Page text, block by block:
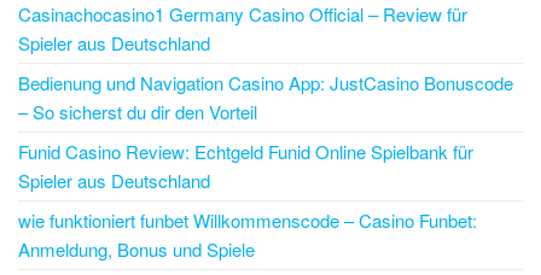
Casinachocasino1 Germany Casino Official – Review für
Spieler aus Deutschland
Bedienung und Navigation Casino App: JustCasino Bonuscode
– So sicherst du dir den Vorteil
Funid Casino Review: Echtgeld Funid Online Spielbank für
Spieler aus Deutschland
wie funktioniert funbet Willkommenscode – Casino Funbet:
Anmeldung, Bonus und Spiele